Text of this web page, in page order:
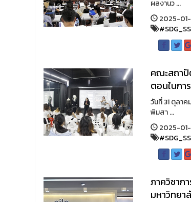
ผลงานว ...
2025-01-
คณะสถาปั
ตอนในกา
วันที่ 31 ตุลา
พิมสา ...
2025-01-
ภาควิชา
มหาวิทยา